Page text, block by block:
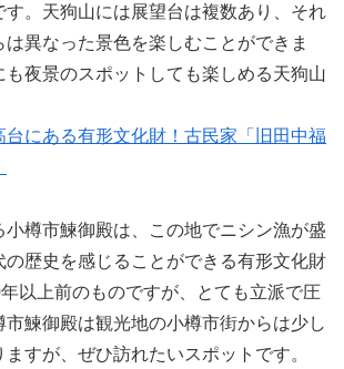
す。天狗山には展望台は複数あり、それ
異なった景色を楽しむことができま
も夜景のスポットしても楽しめる天狗山
台にある有形文化財！古民家「旧田中福
小樽市鰊御殿は、この地でニシン漁が盛
の歴史を感じることができる有形文化財
以上前のものですが、とても立派で圧
鰊御殿は観光地の小樽市街からは少し
すが、ぜひ訪れたいスポットです。